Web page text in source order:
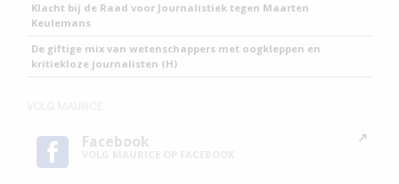
Klacht bij de Raad voor Journalistiek tegen Maarten
Keulemans
De giftige mix van wetenschappers met oogkleppen en
kritiekloze journalisten (H)
Facebook